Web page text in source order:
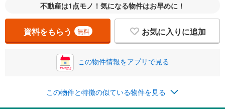
不動産は1点モノ！気になる物件はお早めに！
資料をもらう 無料 お気に入りに追加
この物件情報をアプリで見る
この物件と特徴の似ている物件を見る